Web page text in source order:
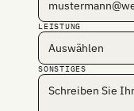
LEISTUNG
SONSTIGES